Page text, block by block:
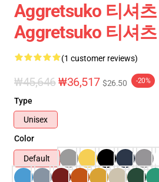
Aggretsuko 티셔
Aggretsuko 티셔
(1 customer reviews)
₩45,646₩36,517 $26.50 -20%
Type
Unisex
Color
Default